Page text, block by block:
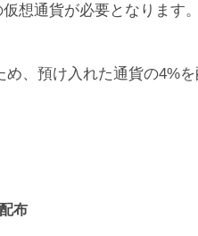
想通貨が必要となります。
、預け入れた通貨の4%
布